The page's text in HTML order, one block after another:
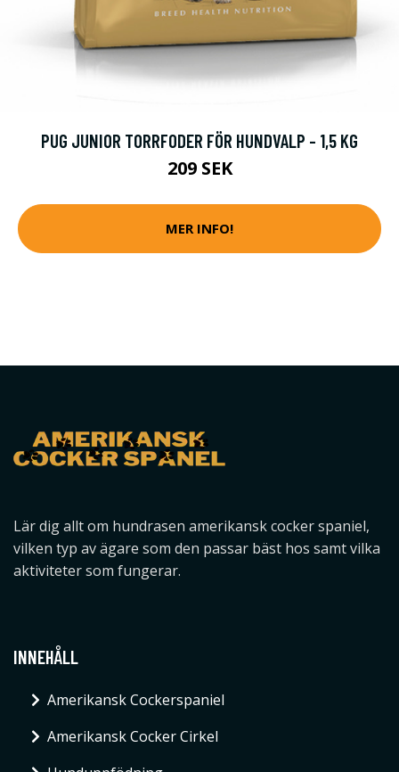
PUG JUNIOR TORRFODER FÖR HUNDVALP - 1,5 KG
209 SEK
MER INFO!
Lär dig allt om hundrasen amerikansk cocker spaniel,
vilken typ av ägare som den passar bäst hos samt vilka
aktiviteter som fungerar.
INNEHÅLL
Amerikansk Cockerspaniel
Amerikansk Cocker Cirkel